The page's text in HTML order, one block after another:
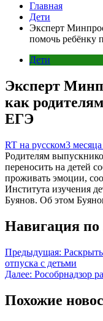
Главная
Дети
Эксперт
помочь ребёнку
Дети
Эксперт
как
ЕГЭ
RT на русском3
Родителям
переносить на детей
проживать эмоции,
Института изучения
Буянов. Об этом
Навигация по
Предыдущая:
отпуска с детьми
Далее: Рособрнадзор
Похожие